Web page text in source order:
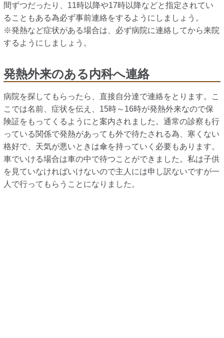
間ずつだったり、11時以降や17時以降などと指定されてい
ることもある為必ず事前連絡をするようにしましょう。
※発熱など症状がある場合は、必ず病院に連絡してから来院
するようにしましょう。
発熱外来のある内科へ連絡
病院を探してもらったら、直接自分達で連絡をとります。こ
こでは名前、症状を伝え、15時～16時が発熱外来なので保
険証をもってくるようにと案内されました。通常の診察も行
っている関係で発熱があっても外で待たされる為、寒くない
格好で、天気が悪いときは傘を持っていく必要もあります。
車でいける場合は車の中で待つことができました。私は子供
を見ていなければいけないので主人には申し訳ないですが一
人で行ってもらうことになりました。